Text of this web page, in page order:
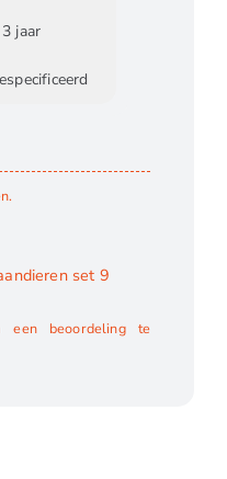
jaar
set 9
een beoordeling te